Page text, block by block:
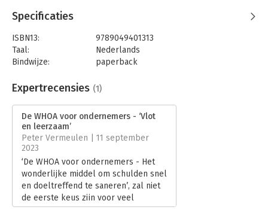
Specificaties
ISBN13:
9789049401313
Taal:
Nederlands
Bindwijze:
paperback
Uitgever:
Robbert Peek
Verschijningsdatum:
Hoofdrubriek:
Ondernemen
Jongbloed:
Faillissementsrecht / Insolventierecht
Expertrecensies (1)
De WHOA voor ondernemers - ‘Vlot
en leerzaam’
Peter Vermeulen | 11 september
2023
‘De WHOA voor ondernemers - Het
wonderlijke middel om schulden snel
en doeltreffend te saneren’, zal niet
de eerste keus zijn voor veel
ondernemers. Bij voorkeur lezen die